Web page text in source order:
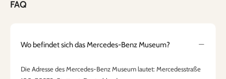
FAQ
Wo befindet sich das Mercedes-Benz Museum?
Die Adresse des Mercedes-Benz Museum lautet: Mercedesstraße